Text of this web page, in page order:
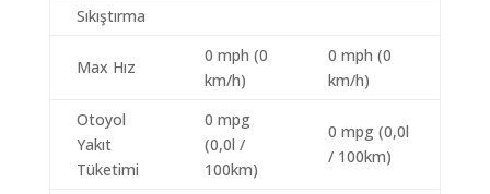
Sıkıştırma
Max Hız
0 mph (0
km/h)
0 mph (0
km/h)
Otoyol
Yakıt
Tüketimi
0 mpg
(0,0l /
100km)
0 mpg (0,0l
/ 100km)